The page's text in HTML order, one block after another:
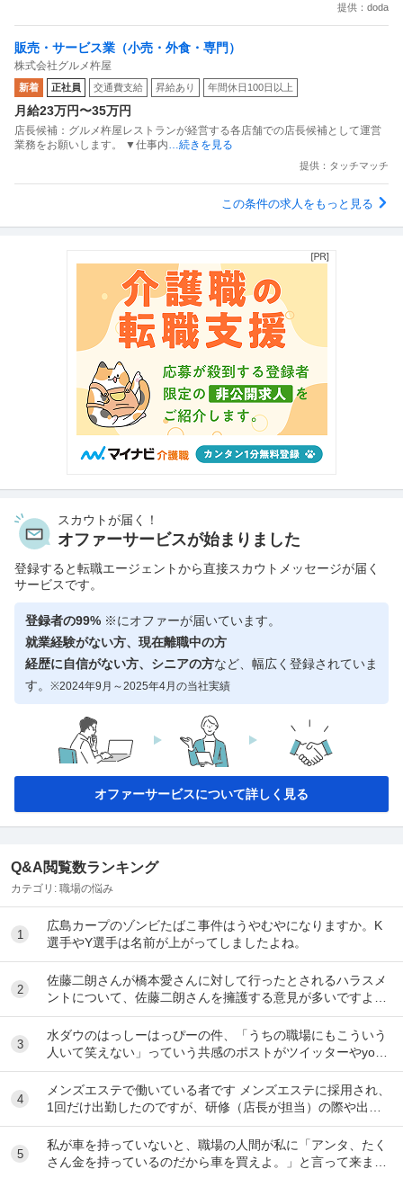
提供：doda
販売・サービス業（小売・外食・専門）
株式会社グルメ杵屋
新着 正社員 交通費支給 昇給あり 年間休日100日以上
月給23万円〜35万円
店長候補：グルメ杵屋レストランが経営する各店舗での店長候補として運営
業務をお願いします。 ▼仕事内 …続きを見る
提供：タッチマッチ
この条件の求人をもっと見る
スカウトが届く！
オファーサービスが始まりました
登録すると転職エージェントから直接スカウトメッセージが届く
サービスです。
登録者の99% ※にオファーが届いています。
就業経験がない方、現在離職中の方
経歴に自信がない方、シニアの方など、幅広く登録されていま
す。 ※2024年9月～2025年4月の当社実績
オファーサービスについて詳しく見る
Q&A閲覧数ランキング
カテゴリ: 職場の悩み
1
広島カープのゾンビたばこ事件はうやむやになりますか。K
選手やY選手は名前が上がってしましたよね。
2
佐藤二朗さんが橋本愛さんに対して行ったとされるハラスメ
ントについて、佐藤二朗さんを擁護する意見が多いですよ
ね。 これは極端に言えば、 「ハラスメントでは...
3
水ダウのはっしーはっぴーの件、「うちの職場にもこういう
人いて笑えない」っていう共感のポストがツイッターやyout
ubeのコメント欄に多すぎてそっちに驚いて...
4
メンズエステで働いている者です メンズエステに採用され、
1回だけ出勤したのですが、研修（店長が担当）の際や出勤
時に「元々デリをやっていたなら」という理由で...
5
私が車を持っていないと、職場の人間が私に「アンタ、たく
さん金を持っているのだから車を買えよ。」と言って来ま